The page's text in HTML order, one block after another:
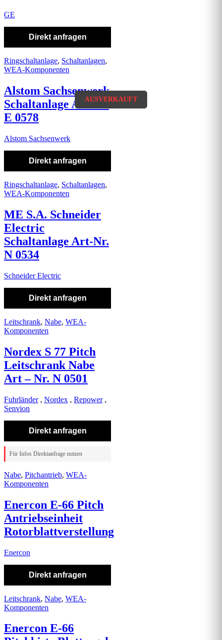
AUSVERKAUFT
GE
Direkt anfragen
Ringschaltanlage, Schaltanlagen,
WEA-Komponenten
Alstom Sachsenwerk
Schaltanlage Art-Nr.
E 0578
Alstom Sachsenwerk
Direkt anfragen
Ringschaltanlage, Schaltanlagen,
WEA-Komponenten
ME S.A. Schneider
Electric
Schaltanlage Art-Nr.
N 0534
Schneider Electric
Direkt anfragen
AUSVERKAUFT
Leitschrank, Nabe, WEA-
Komponenten
Nordex S 77 Pitch
Leitschrank Nabe
Art – Nr. N 0501
Fuhrländer, Nordex , Repower,
Senvion
Direkt anfragen
Für Infos Direktanfrage nutzen
Nabe, Pitchantrieb, WEA-
Komponenten
Enercon E-66 Pitch
Antriebseinheit
Rotorblattverstellung
Enercon
Direkt anfragen
Leitschrank, Nabe, WEA-
Komponenten
Enercon E-66